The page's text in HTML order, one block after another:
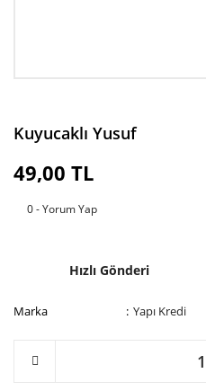
Kuyucaklı Yusuf
49,00 TL
0 - Yorum Yap
Hızlı Gönderi
Marka Yapı Kredi